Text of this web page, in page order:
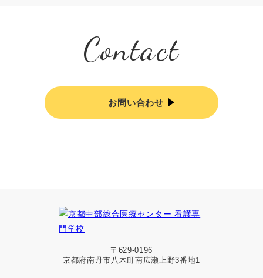
Contact
お問い合わせ
〒629-0196
京都府南丹市八木町南広瀬上野3番地1